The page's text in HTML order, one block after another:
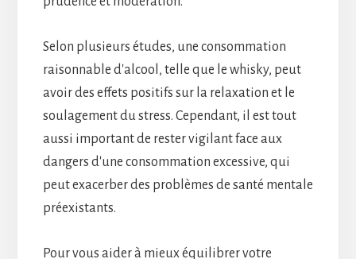
Selon plusieurs études, une consommation
raisonnable d'alcool, telle que le whisky, peut
avoir des effets positifs sur la relaxation et le
soulagement du stress. Cependant, il est tout
aussi important de rester vigilant face aux
dangers d'une consommation excessive, qui
peut exacerber des problèmes de santé mentale
préexistants.
Pour vous aider à mieux équilibrer votre